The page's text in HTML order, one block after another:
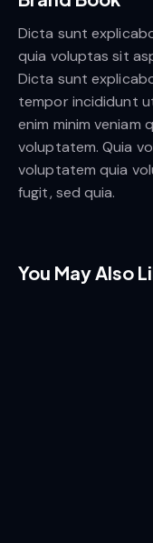
Dicta sunt
quia voluptas sit
Dicta sunt
tempor incididunt
enim minim
voluptatem. Quia
voluptatem quia
fugit, sed quia.
You May Also
Client New
Magazine
Author Amy
Walker
Client New
Magazine
Year 2022
Small
Year 2022